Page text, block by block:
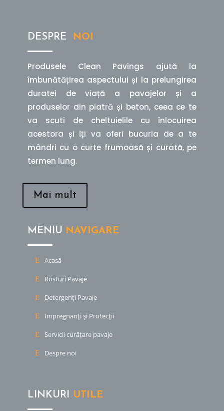
DESPRE NOI
Produsele Clean Pavings ajută la
îmbunătățirea aspectului și la prelungirea
duratei de viață a pavajelor și a
produselor din piatră și beton, ceea ce te
va scuti de cheltuielile cu înlocuirea
acestora și îți va oferi bucuria de a te
mândri cu o curte frumoasă și curată, pe
termen lung.
Mai mult
MENIU NAVIGARE
Acasă
Rosturi Pavaje
Detergenți Pavaje
Impregnanți și Protecții
Servicii curățare pavaje
Despre noi
LINKURI UTILE